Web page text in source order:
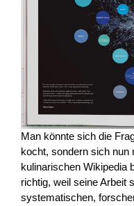
Man könnte sich die
kocht, sondern sich nun
kulinarischen Wikipedia
richtig, weil seine Arbeit
systematischen,